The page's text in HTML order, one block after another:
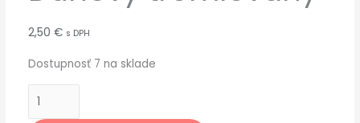
2,50 € s DPH
Dostupnosť 7 na sklade